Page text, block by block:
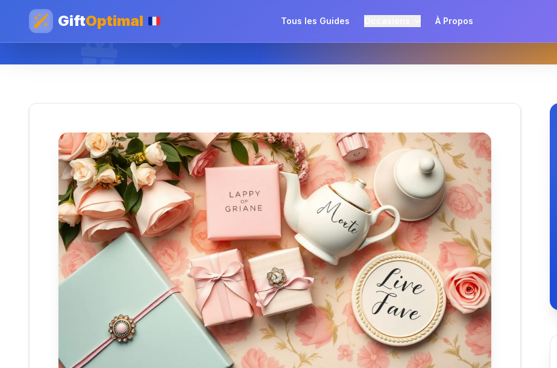
GiftOptimal Tous les Guides À Propos